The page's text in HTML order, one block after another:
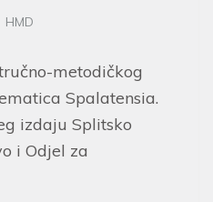
HMD
metodičkog
Spalatensia.
izdaju Splitsko
i Odjel za